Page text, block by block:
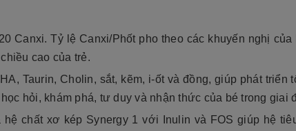
Canxi. Tỷ lệ Canxi/Phốt pho theo các khuyến nghị
cao của trẻ.
Taurin, Cholin, sắt, kẽm, i-ốt và đồng, giúp phát
hỏi, khám phá, tư duy và nhận thức của bé trong giai
hệ chất xơ kép Synergy 1 với Inulin và FOS giúp hệ